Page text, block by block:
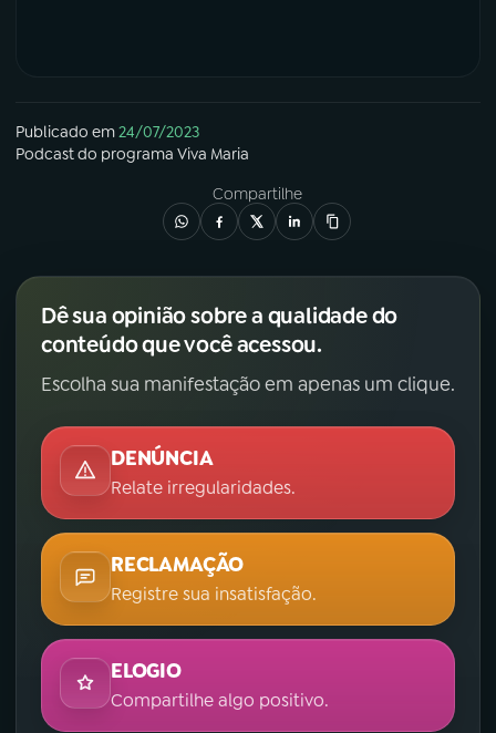
Publicado em24/07/2023
Podcastdo programa Viva Maria
Compartilhe
Dê sua opinião sobre a qualidade do
conteúdo que você acessou.
Escolha sua manifestação em apenas um clique.
DENÚNCIA
Relate irregularidades.
RECLAMAÇÃO
Registre sua insatisfação.
ELOGIO
Compartilhe algo positivo.